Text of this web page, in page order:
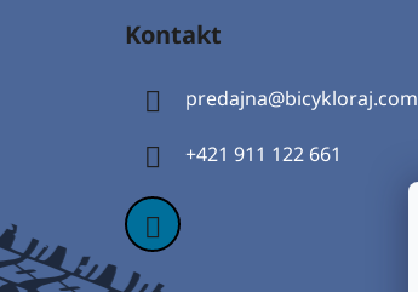
Kontakt
predajna@bicykloraj.com
+421 911 122 661